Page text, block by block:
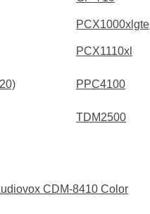
PCX1000xlgte
PCX1110xl
PPC4100
TDM2500
CDM-8410 Color